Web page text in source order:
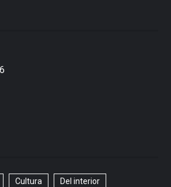
Cultura Del interior